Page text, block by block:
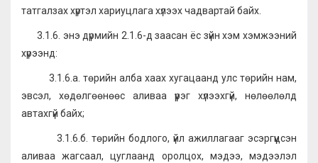
татгалзах хүртэл хариуцлага хүлээх чадвартай байх.
3.1.6. энэ дүрмийн 2.1.6-д заасан ёс зүйн хэм хэмжээний
хүрээнд:
3.1.6.а. төрийн алба хаах хугацаанд улс төрийн нам,
эвсэл, хөдөлгөөнөөс аливаа үүрэг хүлээхгүй, нөлөөлөлд
автахгүй байх;
3.1.6.б. төрийн бодлого, үйл ажиллагааг эсэргүүцсэн
аливаа жагсаал, цуглаанд оролцох, мэдээ, мэдээлэл